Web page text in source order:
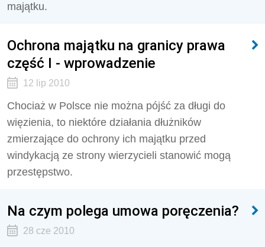
majątku.
Ochrona majątku na granicy prawa
część I - wprowadzenie
12 lip 2010
Chociaż w Polsce nie można pójść za długi do
więzienia, to niektóre działania dłużników
zmierzające do ochrony ich majątku przed
windykacją ze strony wierzycieli stanowić mogą
przestępstwo.
Na czym polega umowa poręczenia?
28 cze 2010